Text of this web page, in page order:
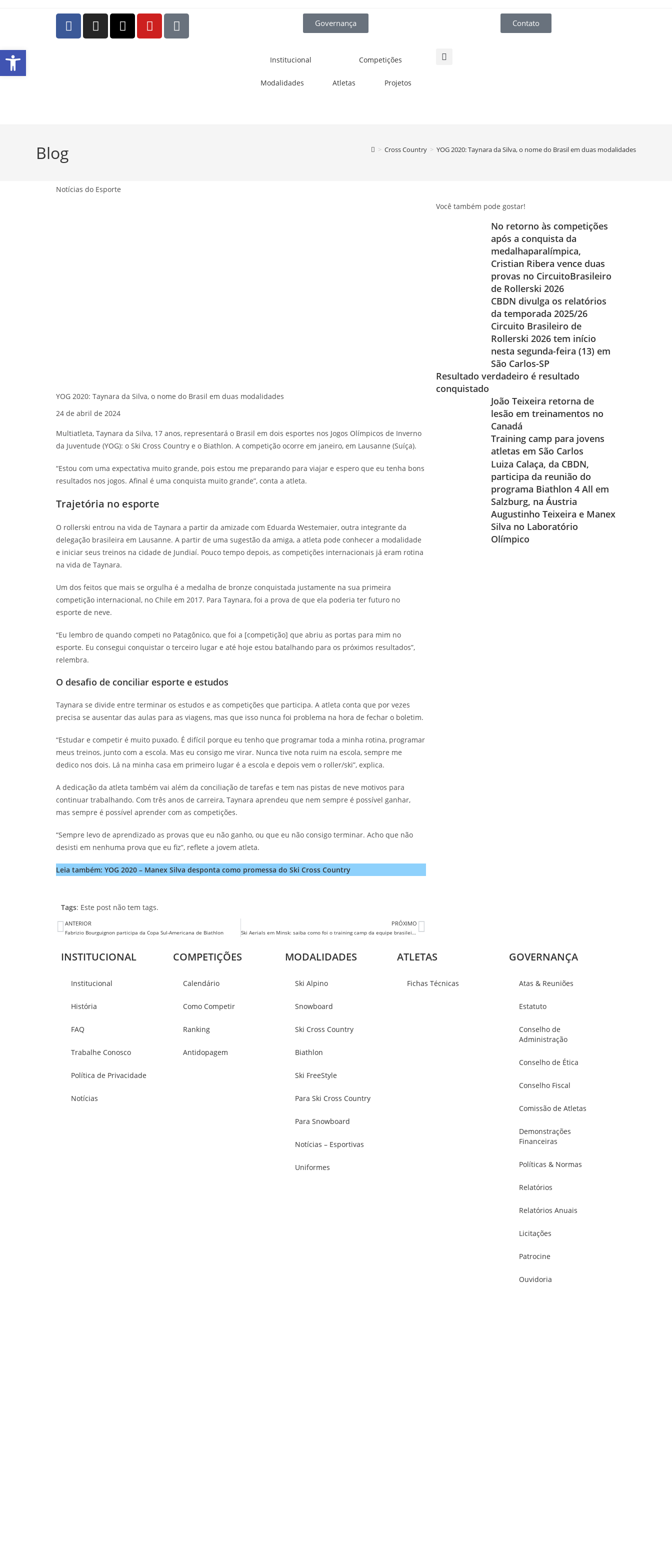
Governança Contato
Institucional Competições
Modalidades Atletas Projetos
Blog > Cross Country > YOG 2020: Taynara da Silva, o nome do Brasil em duas modalidades
Notícias do Esporte
YOG 2020: Taynara da Silva, o nome do Brasil em duas modalidades
24 de abril de 2024
Multiatleta, Taynara da Silva, 17 anos, representará o Brasil em dois esportes nos Jogos Olímpicos de Inverno
da Juventude (YOG): o Ski Cross Country e o Biathlon. A competição ocorre em janeiro, em Lausanne (Suíça).
“Estou com uma expectativa muito grande, pois estou me preparando para viajar e espero que eu tenha bons
resultados nos jogos. Afinal é uma conquista muito grande”, conta a atleta.
Trajetória no esporte
O rollerski entrou na vida de Taynara a partir da amizade com Eduarda Westemaier, outra integrante da
delegação brasileira em Lausanne. A partir de uma sugestão da amiga, a atleta pode conhecer a modalidade
e iniciar seus treinos na cidade de Jundiaí. Pouco tempo depois, as competições internacionais já eram rotina
na vida de Taynara.
Um dos feitos que mais se orgulha é a medalha de bronze conquistada justamente na sua primeira
competição internacional, no Chile em 2017. Para Taynara, foi a prova de que ela poderia ter futuro no
esporte de neve.
“Eu lembro de quando competi no Patagônico, que foi a [competição] que abriu as portas para mim no
esporte. Eu consegui conquistar o terceiro lugar e até hoje estou batalhando para os próximos resultados”,
relembra.
O desafio de conciliar esporte e estudos
Taynara se divide entre terminar os estudos e as competições que participa. A atleta conta que por vezes
precisa se ausentar das aulas para as viagens, mas que isso nunca foi problema na hora de fechar o boletim.
“Estudar e competir é muito puxado. É difícil porque eu tenho que programar toda a minha rotina, programar
meus treinos, junto com a escola. Mas eu consigo me virar. Nunca tive nota ruim na escola, sempre me
dedico nos dois. Lá na minha casa em primeiro lugar é a escola e depois vem o roller/ski”, explica.
A dedicação da atleta também vai além da conciliação de tarefas e tem nas pistas de neve motivos para
continuar trabalhando. Com três anos de carreira, Taynara aprendeu que nem sempre é possível ganhar,
mas sempre é possível aprender com as competições.
“Sempre levo de aprendizado as provas que eu não ganho, ou que eu não consigo terminar. Acho que não
desisti em nenhuma prova que eu fiz”, reflete a jovem atleta.
Leia também: YOG 2020 – Manex Silva desponta como promessa do Ski Cross Country
Tags: Este post não tem tags.
ANTERIOR
Fabrizio Bourguignon participa da Copa Sul-Americana de Biathlon
PRÓXIMO
Ski Aerials em Minsk: saiba como foi o training camp da equipe brasileira
Você também pode gostar!
No retorno às competições
após a conquista da
medalhaparalímpica,
Cristian Ribera vence duas
provas no CircuitoBrasileiro
de Rollerski 2026
CBDN divulga os relatórios
da temporada 2025/26
Circuito Brasileiro de
Rollerski 2026 tem início
nesta segunda-feira (13) em
São Carlos-SP
Resultado verdadeiro é resultado
conquistado
João Teixeira retorna de
lesão em treinamentos no
Canadá
Training camp para jovens
atletas em São Carlos
Luiza Calaça, da CBDN,
participa da reunião do
programa Biathlon 4 All em
Salzburg, na Áustria
Augustinho Teixeira e Manex
Silva no Laboratório
Olímpico
INSTITUCIONAL
Institucional
História
FAQ
Trabalhe Conosco
Política de Privacidade
Notícias
COMPETIÇÕES
Calendário
Como Competir
Ranking
Antidopagem
MODALIDADES
Ski Alpino
Snowboard
Ski Cross Country
Biathlon
Ski FreeStyle
Para Ski Cross Country
Para Snowboard
Notícias – Esportivas
Uniformes
ATLETAS
Fichas Técnicas
GOVERNANÇA
Atas & Reuniões
Estatuto
Conselho de
Administração
Conselho de Ética
Conselho Fiscal
Comissão de Atletas
Demonstrações
Financeiras
Políticas & Normas
Relatórios
Relatórios Anuais
Licitações
Patrocine
Ouvidoria
Abrir a barra de ferramentas